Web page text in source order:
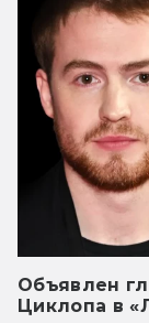
Объявлен
Циклопа в